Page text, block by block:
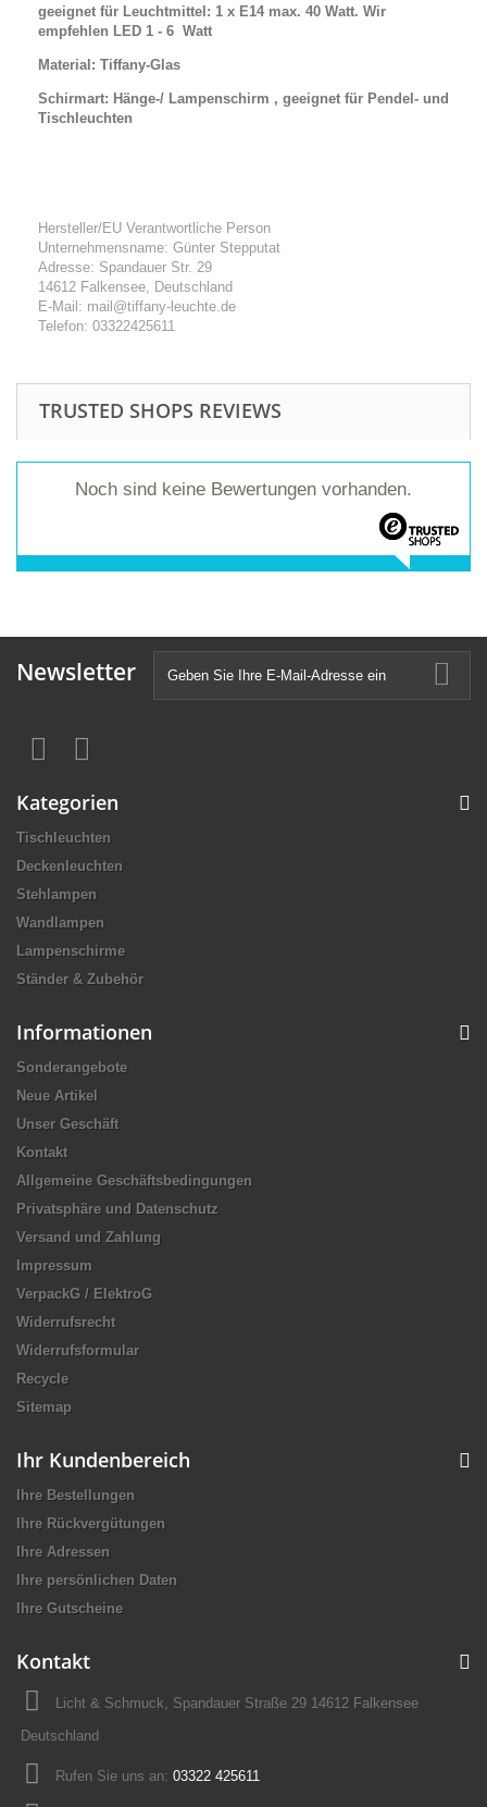
geeignet für Leuchtmittel: 1 x E14 max. 40 Watt. Wir
empfehlen LED 1 - 6 Watt
Material: Tiffany-Glas
Schirmart: Hänge-/ Lampenschirm , geeignet für Pendel- und
Tischleuchten
Hersteller/EU Verantwortliche Person
Unternehmensname: Günter Stepputat
Adresse: Spandauer Str. 29
14612 Falkensee, Deutschland
E-Mail: mail@tiffany-leuchte.de
Telefon: 03322425611
TRUSTED SHOPS REVIEWS
Noch sind keine Bewertungen vorhanden.
Newsletter
Kategorien
Tischleuchten
Deckenleuchten
Stehlampen
Wandlampen
Lampenschirme
Ständer & Zubehör
Informationen
Sonderangebote
Neue Artikel
Unser Geschäft
Kontakt
Allgemeine Geschäftsbedingungen
Privatsphäre und Datenschutz
Versand und Zahlung
Impressum
VerpackG / ElektroG
Widerrufsrecht
Widerrufsformular
Recycle
Sitemap
Ihr Kundenbereich
Ihre Bestellungen
Ihre Rückvergütungen
Ihre Adressen
Ihre persönlichen Daten
Ihre Gutscheine
Kontakt
Licht & Schmuck, Spandauer Straße 29 14612 Falkensee
Deutschland
Rufen Sie uns an: 03322 425611